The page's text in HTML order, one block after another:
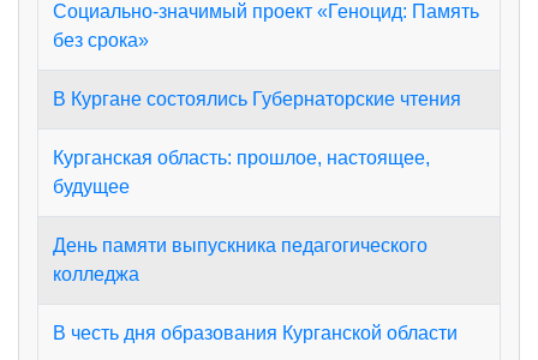
Социально-значимый проект «Геноцид: Память
без срока»
В Кургане состоялись Губернаторские чтения
Курганская область: прошлое, настоящее,
будущее
День памяти выпускника педагогического
колледжа
В честь дня образования Курганской области